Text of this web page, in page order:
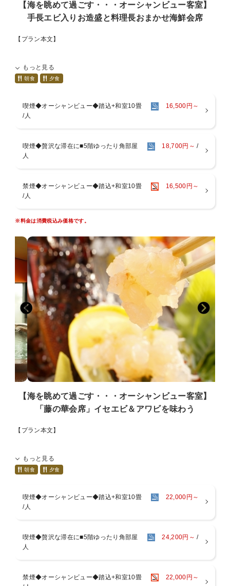
【海を眺めて過ごす・・・オーシャンビュー客室】
手長エビ入りお造盛と料理長おまかせ海鮮会席
【プラン本文】
オーシャンフロンではありませんが、当館のすぐ横を流れます「土肥
・喫煙可能な客室はご希望によりオゾン脱臭を施しますが、全て除去
消臭をお約束するものではございませんのでご了承ください。
※いずれもご予約時またはご宿泊前日までにお申し付けください。
※ご宿泊当日では対応できない場合がございます。
◆夕食◆ 18：00〜20：00 または 18:30〜20：30
温度を大切にご用意いたします。
夕食は半会席スタイル：
ある程度の品数を最初にご用意の後、温かいお料理を差し込みご提供
いたします。
※写真は一例、季節や仕入れにより異なります。
◆お食事場所について◆
・食事処（広間・衝立）
・個室風食事処「千秋」「蓬莱」
上記いずれかのご案内となりご指定はいただけません。
◆朝食◆ AM7：30〜 又は AM8：00〜
西伊豆名産の干物を中心に、地元野菜や魚介類を使用した体に優しい
朝食膳をご用意します。
◆お風呂◆
駿河湾を望む最上階にございます。
・男女別大浴場、露天風呂：休憩時間無し
・展望貸切露天風呂：事前予約可・1回40分1500円
・ラウンジ「海石榴」 60分飲み放題1500円(金・土・日営業/月〜木事
前予約）
す。
夕陽の名所サンセットビーチ・テラッセオレンジトイは徒歩3分、そ
の他松原公園、足湯、土肥金山、コンビニなど徒歩10分圏内で散策に
もっと見る
朝食 夕食
喫煙◆オーシャンビュー◆踏込+和室10畳
16,500円～
/人
喫煙◆贅沢な滞在に■5階ゆったり角部屋 18,700円～ /
人
禁煙◆オーシャンビュー◆踏込+和室10畳
16,500円～
/人
※料金は消費税込み価格です。
【海を眺めて過ごす・・・オーシャンビュー客室】
「藤の華会席」イセエビ＆アワビを味わう
【プラン本文】
オーシャンフロンではありませんが、当館のすぐ横を流れます「土肥
・喫煙可能な客室はご希望によりオゾン脱臭を施しますが、全て除去
消臭をお約束するものではございませんのでご了承ください。
※いずれもご予約時またはご宿泊前日までにお申し付けください。
※ご宿泊当日では対応できない場合がございます。
もっと見る
朝食 夕食
喫煙◆オーシャンビュー◆踏込+和室10畳
22,000円～
/人
喫煙◆贅沢な滞在に■5階ゆったり角部屋 24,200円～ /
人
禁煙◆オーシャンビュー◆踏込+和室10畳
22,000円～